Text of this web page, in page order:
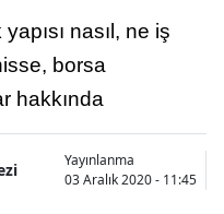
nasıl, ne iş
borsa
hakkında
Yayınlanma
03 Aralık 2020 - 11:45